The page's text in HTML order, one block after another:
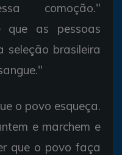
comoção."
que as pessoas
seleção brasileira
o povo esqueça.
e marchem e
que o povo faça